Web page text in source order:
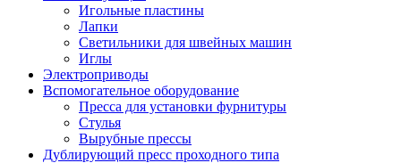
Игольные пластины
Лапки
Светильники для швейных машин
Иглы
Электроприводы
Вспомогательное оборудование
Пресса для установки фурнитуры
Стулья
Вырубные прессы
Дублирующий пресс проходного типа